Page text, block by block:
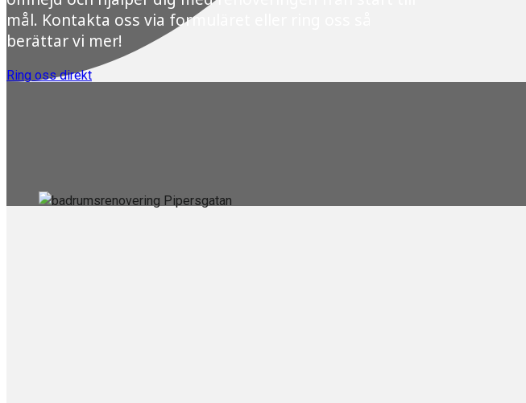
mål. Kontakta oss via formuläret eller ring oss så
berättar vi mer!
Ring oss direkt